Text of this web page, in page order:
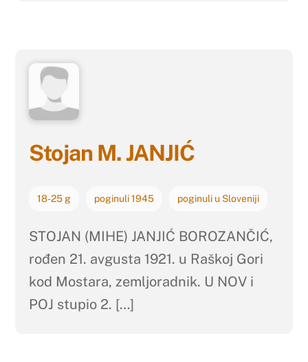
Stojan M. JANJIĆ
18-25 g poginuli 1945 poginuli u Sloveniji
STOJAN (MIHE) JANJIĆ BOROZANČIĆ,
rođen 21. avgusta 1921. u Raškoj Gori
kod Mostara, zemljoradnik. U NOV i
POJ stupio 2. […]